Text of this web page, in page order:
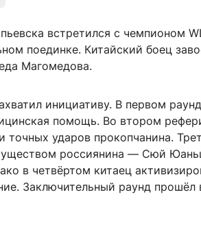
встретился с чемпионом
поединке. Китайский боец
Магомедова.
инициативу. В первом
помощь. Во втором
точных ударов прокопчанина.
россиянина — Сюй
в четвёртом китаец
Заключительный раунд